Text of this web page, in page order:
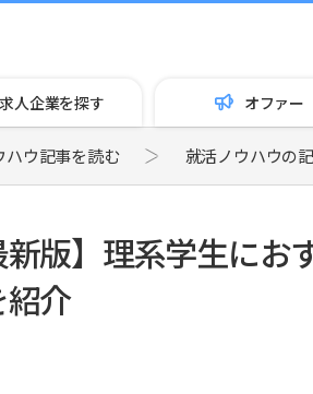
求人企業を探す オファー
ハウ記事を読む 就活ノウハウの
新版】理系学生に
介